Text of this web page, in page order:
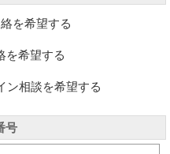
を希望する
を希望する
ン相談を希望する
号